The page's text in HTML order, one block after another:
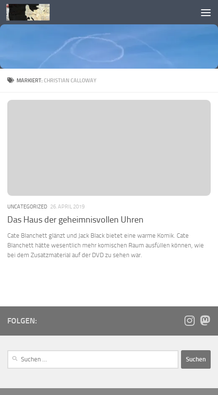
Skip to content
MARKIERT:CHRISTIAN CALLOWAY
UNCATEGORIZED 26. APRIL 2019
Das Haus der geheimnisvollen Uhren
Cate Blanchett glänzt und Jack Black bietet eine warme Komik. Cate
Blanchett hätte wesentlich mehr komischen Raum ausfüllen können, wie
bei dem Zusatzmaterial auf der DVD zu sehen war.
FOLGEN: